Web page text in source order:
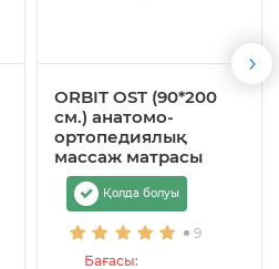
ORBIT OST (90*200
см.) анатомо-
ортопедиялық
массаж матрасы
Қолда болуы
9
Бағасы: